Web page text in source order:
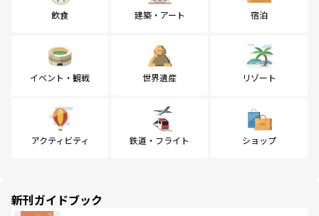
飲食 建築・アート 宿泊
イベント・観戦 世界遺産 リゾート
アクティビティ 鉄道・フライト ショップ
新刊ガイドブック